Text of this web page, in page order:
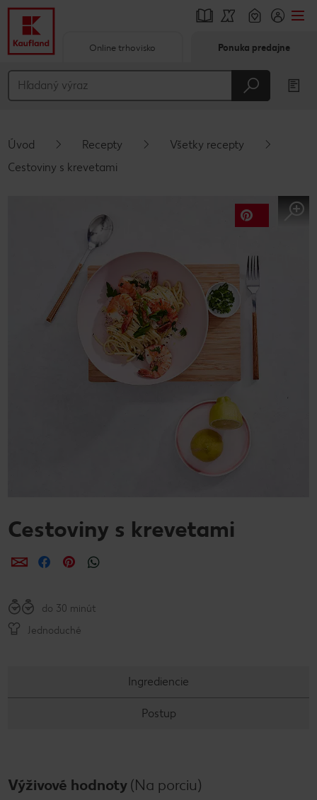
Hlavný obsah
Vyskakovací bočný panel
Online trhovisko Ponuka predajne
Úvod Recepty
Všetky recepty
Cestoviny s krevetami
Cestoviny s krevetami
ZdieľaťZdieľaťZdieľať
do 30 minút
Jednoduché
Ingrediencie
Postup
Výživové hodnoty (Na porciu)